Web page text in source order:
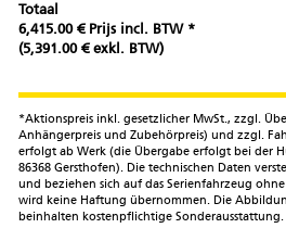
Totaal
6,415.00 € Prijs incl. BTW *
(5,391.00 € exkl. BTW)
*Aktionspreis inkl. gesetzlicher MwSt., zzgl.
Anhängerpreis und Zubehörpreis) und zzgl.
erfolgt ab Werk (die Übergabe erfolgt bei der
86368 Gersthofen). Die technischen Daten
und beziehen sich auf das Serienfahrzeug
wird keine Haftung übernommen. Die
beinhalten kostenpflichtige Sonderausstattung.